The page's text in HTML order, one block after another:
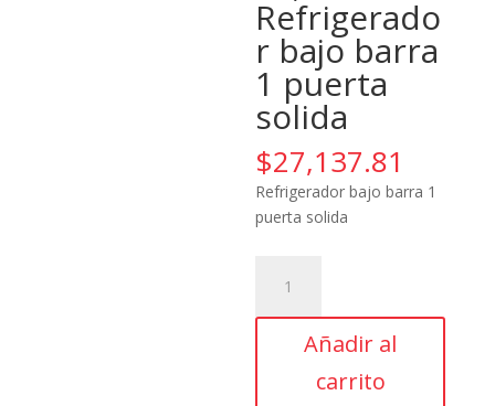
Refrigerado
r bajo barra
1 puerta
solida
$27,137.81
Refrigerador bajo barra 1
puerta solida
RBB-
1P-
Refrigerador
Añadir al
carrito